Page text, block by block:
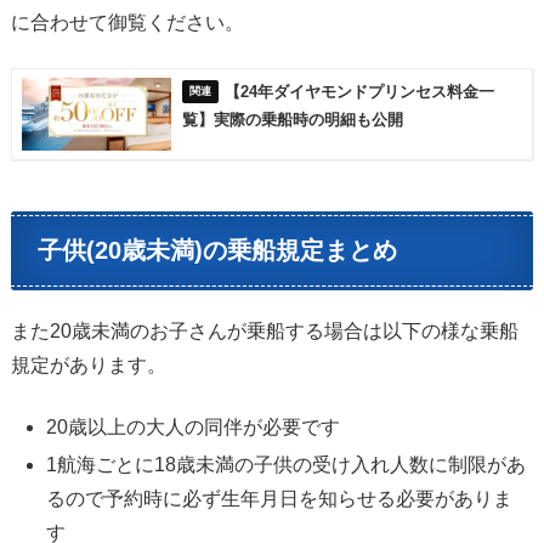
に合わせて御覧ください。
【24年ダイヤモンドプリンセス料金一
覧】実際の乗船時の明細も公開
子供(20歳未満)の乗船規定まとめ
また20歳未満のお子さんが乗船する場合は以下の様な乗船
規定があります。
20歳以上の大人の同伴が必要です
1航海ごとに18歳未満の子供の受け入れ人数に制限があ
るので予約時に必ず生年月日を知らせる必要がありま
す